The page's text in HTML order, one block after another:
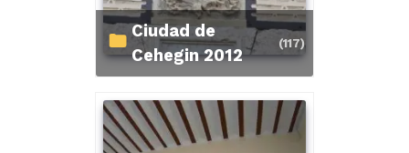
Ciudad de
Cehegin 2012
(117)